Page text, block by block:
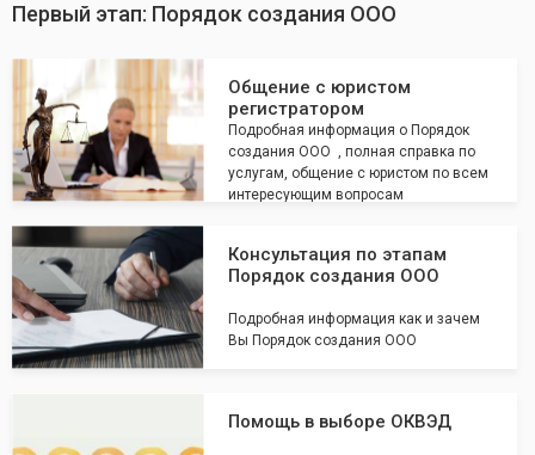
Первый этап: Порядок создания ООО
Общение с юристом
регистратором
Подробная информация о Порядок
создания ООО , полная справка по
услугам, общение с юристом по всем
интересующим вопросам
Консультация по этапам
Порядок создания ООО
Подробная информация как и зачем
Вы Порядок создания ООО
Помощь в выборе ОКВЭД